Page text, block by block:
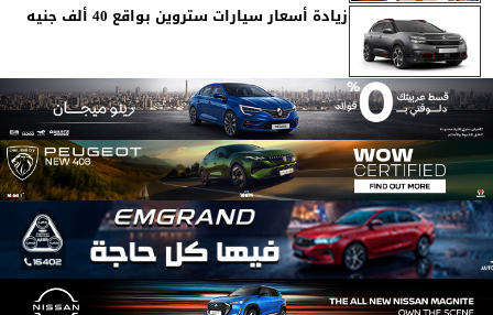
زيادة أسعار سيارات ستروين بواقع 40 ألف جنيه